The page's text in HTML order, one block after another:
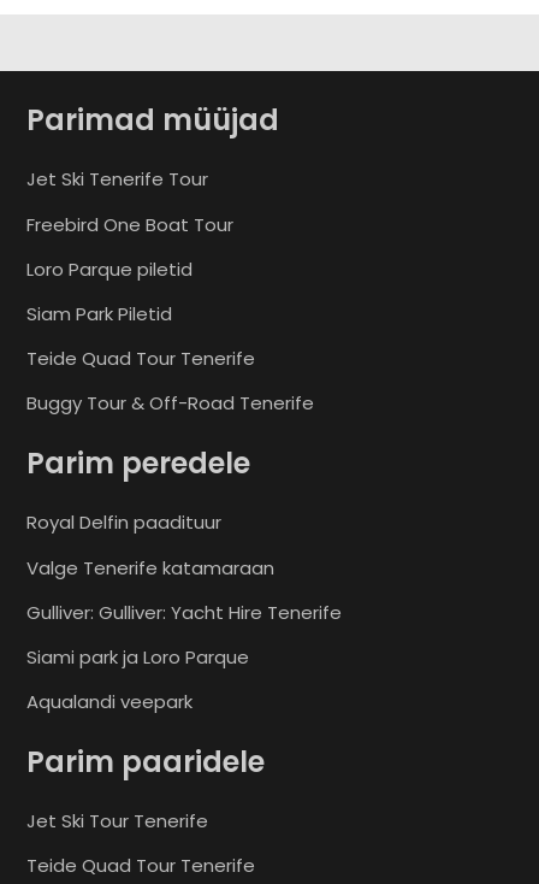
Parimad müüjad
Jet Ski Tenerife Tour
Freebird One Boat Tour
Loro Parque piletid
Siam Park Piletid
Teide Quad Tour Tenerife
Buggy Tour & Off-Road Tenerife
Parim peredele
Royal Delfin paadituur
Valge Tenerife katamaraan
Gulliver: Gulliver: Yacht Hire Tenerife
Siami park ja Loro Parque
Aqualandi veepark
Parim paaridele
Jet Ski Tour Tenerife
Teide Quad Tour Tenerife